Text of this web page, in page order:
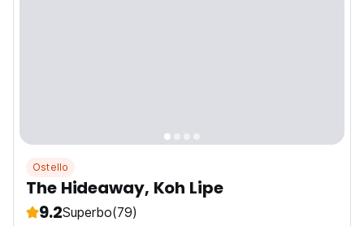
Ostello
The Hideaway, Koh Lipe
9.2Superbo(79)